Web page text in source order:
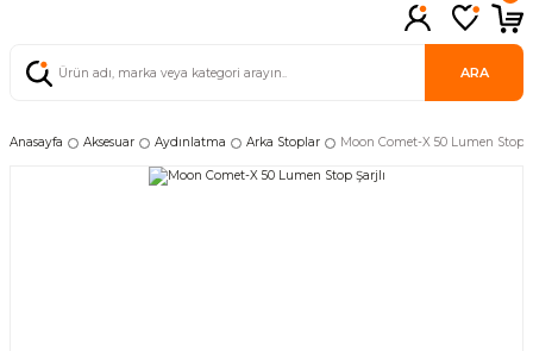
ARA
Anasayfa Aksesuar Aydınlatma Arka Stoplar Moon Comet-X 50 Lumen Stop